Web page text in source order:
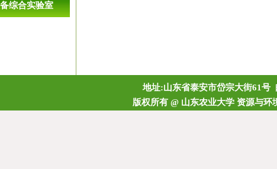
综合实验室
地址:山东省泰安市岱宗大街61号
版权所有 @ 山东农业大学 资源与环